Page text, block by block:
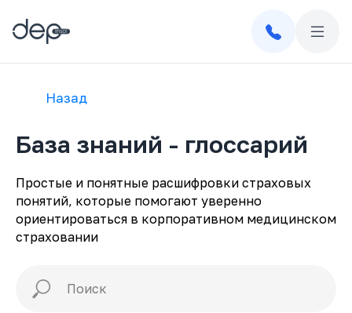
База знаний - глоссарий
Простые и понятные расшифровки страховых
понятий, которые помогают уверенно
ориентироваться в корпоративном медицинском
страховании